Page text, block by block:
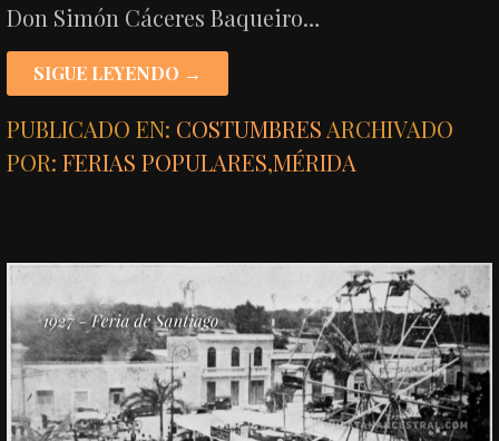
Don Simón Cáceres Baqueiro…
SIGUE LEYENDO →
PUBLICADO EN: COSTUMBRES ARCHIVADO
POR:FERIAS POPULARES,MÉRIDA